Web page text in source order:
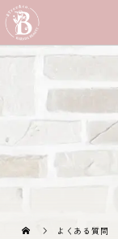
よくある質問